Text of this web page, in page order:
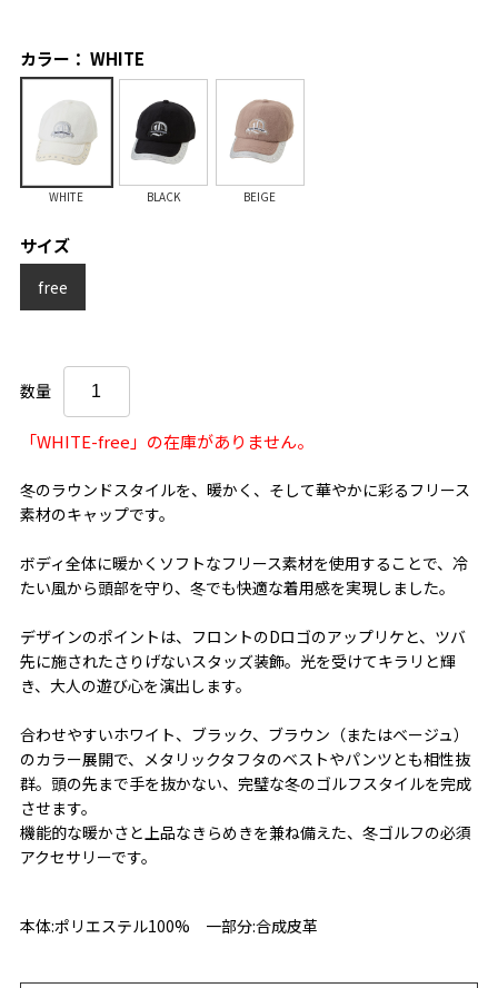
カラー： WHITE
WHITE BLACK BEIGE
サイズ
free
数量
「WHITE-free」の在庫がありません。
冬のラウンドスタイルを、暖かく、そして華やかに彩るフリース
素材のキャップです。
ボディ全体に暖かくソフトなフリース素材を使用することで、冷
たい風から頭部を守り、冬でも快適な着用感を実現しました。
デザインのポイントは、フロントのDロゴのアップリケと、ツバ
先に施されたさりげないスタッズ装飾。光を受けてキラリと輝
き、大人の遊び心を演出します。
合わせやすいホワイト、ブラック、ブラウン（またはベージュ）
のカラー展開で、メタリックタフタのベストやパンツとも相性抜
群。頭の先まで手を抜かない、完璧な冬のゴルフスタイルを完成
させます。
機能的な暖かさと上品なきらめきを兼ね備えた、冬ゴルフの必須
アクセサリーです。
本体:ポリエステル100% 一部分:合成皮革